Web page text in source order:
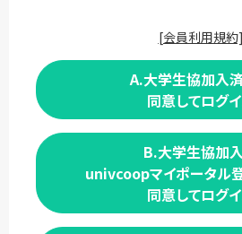
[会員利用規約]
A.大学生協加入
同意してログ
B.大学生協加
univcoopマイポータル
同意してログ